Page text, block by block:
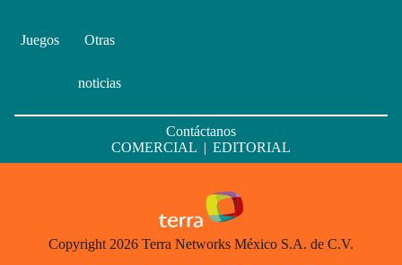
Juegos Otras
noticias
Contáctanos
COMERCIAL | EDITORIAL
Copyright 2026 Terra Networks México S.A. de C.V.